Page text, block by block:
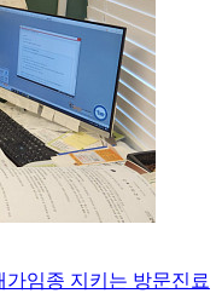
가임종 지키는 방문진료